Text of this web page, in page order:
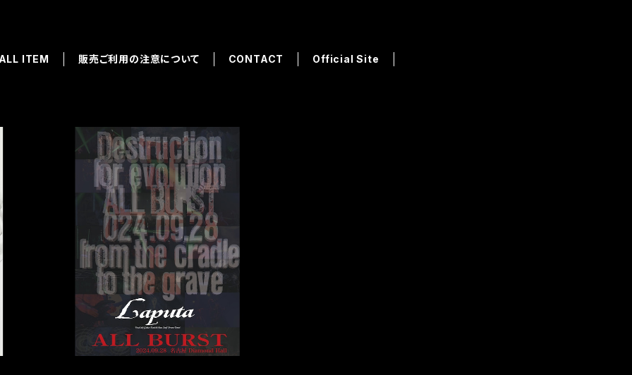
ITEM 販売ご利用の注意について CONTACT Official Site
LIVE DVD『ALL BURST』
¥7,500